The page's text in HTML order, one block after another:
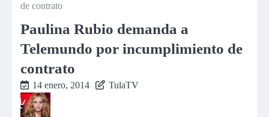
de contrato
Paulina Rubio demanda a
Telemundo por incumplimiento de
contrato
14 enero, 2014 TulaTV